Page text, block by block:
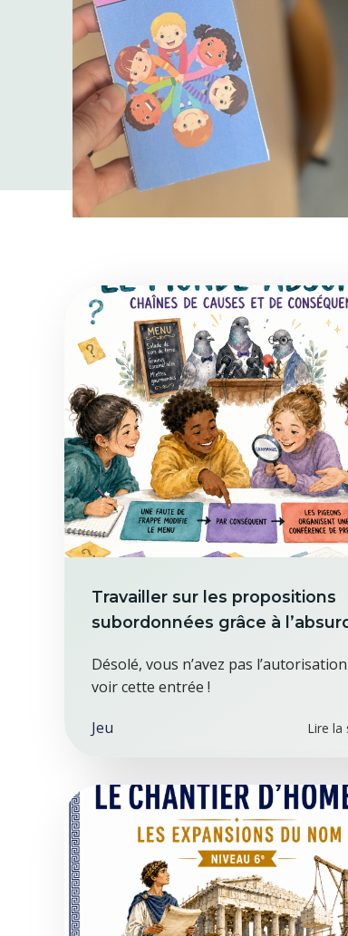
Travailler sur les propositions
subordonnées grâce à
Désolé, vous n’avez pas
voir cette entrée !
Jeu Lire la